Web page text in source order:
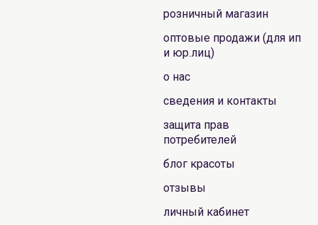
розничный магазин
оптовые продажи (для ип
и юр.лиц)
о нас
сведения и контакты
защита прав
потребителей
блог красоты
отзывы
личный кабинет